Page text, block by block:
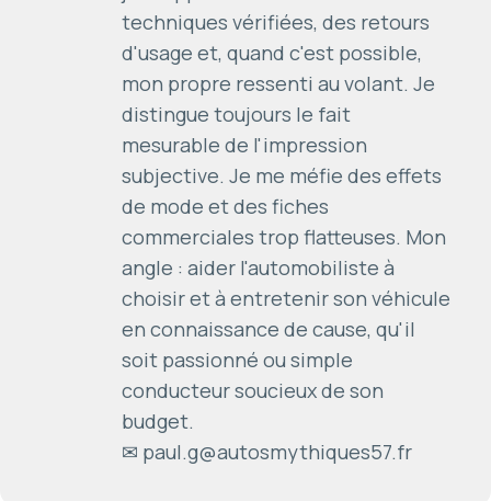
techniques vérifiées, des retours
d'usage et, quand c'est possible,
mon propre ressenti au volant. Je
distingue toujours le fait
mesurable de l'impression
subjective. Je me méfie des effets
de mode et des fiches
commerciales trop flatteuses. Mon
angle : aider l'automobiliste à
choisir et à entretenir son véhicule
en connaissance de cause, qu'il
soit passionné ou simple
conducteur soucieux de son
budget.
✉ paul.g@autosmythiques57.fr